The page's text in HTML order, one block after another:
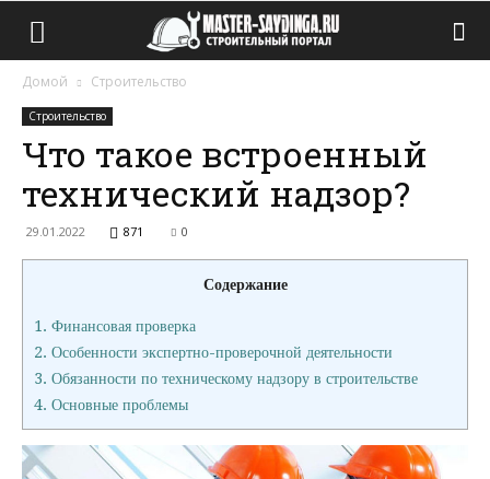
Домой Строительство
Строительство
Что такое встроенный
технический надзор?
29.01.2022 871 0
Содержание
1. Финансовая проверка
2. Особенности экспертно-проверочной деятельности
3. Обязанности по техническому надзору в строительстве
4. Основные проблемы